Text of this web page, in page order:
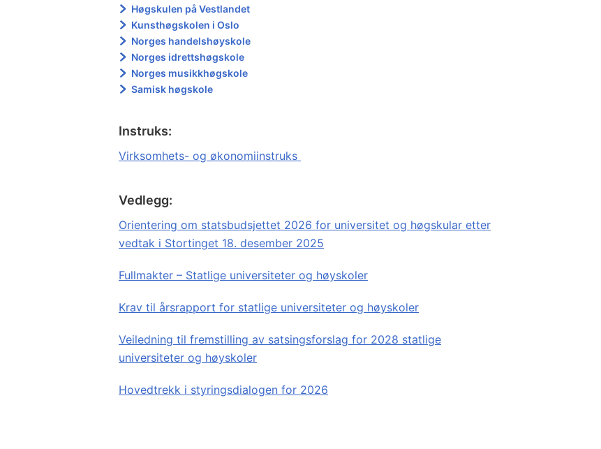
Høgskulen på Vestlandet
Kunsthøgskolen i Oslo
Norges handelshøyskole
Norges idrettshøgskole
Norges musikkhøgskole
Samisk høgskole
Instruks:
Virksomhets- og økonomiinstruks
Vedlegg:
Orientering om statsbudsjettet 2026 for universitet og høgskular etter
vedtak i Stortinget 18. desember 2025
Fullmakter – Statlige universiteter og høyskoler
Krav til årsrapport for statlige universiteter og høyskoler
Veiledning til fremstilling av satsingsforslag for 2028 statlige
universiteter og høyskoler
Hovedtrekk i styringsdialogen for 2026